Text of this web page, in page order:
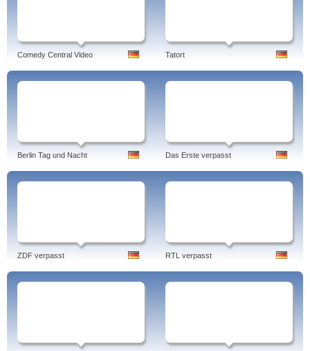
Comedy Central Video Tatort
Berlin Tag und Nacht Das Erste verpasst
ZDF verpasst RTL verpasst